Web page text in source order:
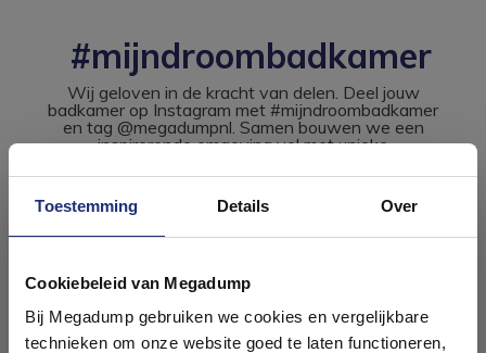
Toestemming Details Over
Cookiebeleid van Megadump
Bij Megadump gebruiken we cookies en vergelijkbare
technieken om onze website goed te laten functioneren,
#mijndroombadkamer
Wij geloven in de kracht van delen. Deel jouw
badkamer op Instagram met #mijndroombadkamer
en tag @megadumpnl. Samen bouwen we een
inspirerende omgeving vol met unieke
badkamers in onze 1000 m²
showroom